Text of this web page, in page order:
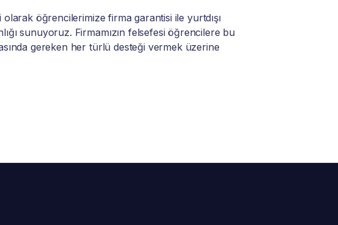
olarak öğrencilerimize firma garantisi ile yurtdışı
sunuyoruz. Firmamızın felsefesi öğrencilere bu
gereken her türlü desteği vermek üzerine